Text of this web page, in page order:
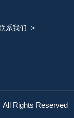
系我们 >
All Rights Reserved